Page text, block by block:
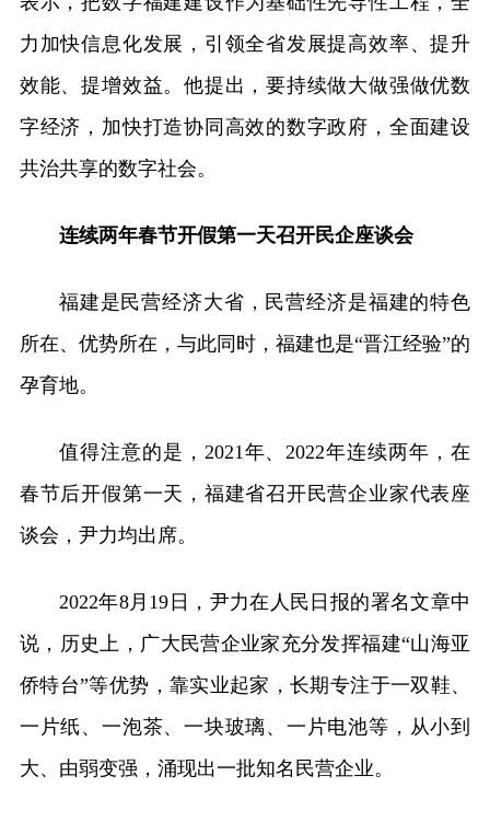
力加快信息化发展，引领全省发展提高效率、提升
效能、提增效益。他提出，要持续做大做强做优数
字经济，加快打造协同高效的数字政府，全面建设
共治共享的数字社会。
连续两年春节开假第一天召开民企座谈会
福建是民营经济大省，民营经济是福建的特色
所在、优势所在，与此同时，福建也是“晋江经验”的
孕育地。
值得注意的是，2021年、2022年连续两年，在
春节后开假第一天，福建省召开民营企业家代表座
谈会，尹力均出席。
2022年8月19日，尹力在人民日报的署名文章中
说，历史上，广大民营企业家充分发挥福建“山海亚
侨特台”等优势，靠实业起家，长期专注于一双鞋、
一片纸、一泡茶、一块玻璃、一片电池等，从小到
大、由弱变强，涌现出一批知名民营企业。